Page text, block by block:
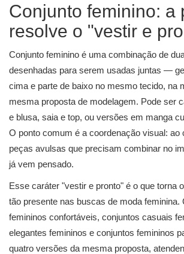
Conjunto feminino: a
resolve o "vestir e
Conjunto feminino é uma combinação de
desenhadas para serem usadas juntas —
cima e parte de baixo no mesmo tecido, na
mesma proposta de modelagem. Pode ser
e blusa, saia e top, ou versões em manga
O ponto comum é a coordenação visual: ao
peças avulsas que precisam combinar no
já vem pensado.
Esse caráter "vestir e pronto" é o que torna
tão presente nas buscas de moda feminina.
femininos confortáveis, conjuntos casuais
elegantes femininos e conjuntos femininos
quatro versões da mesma proposta,